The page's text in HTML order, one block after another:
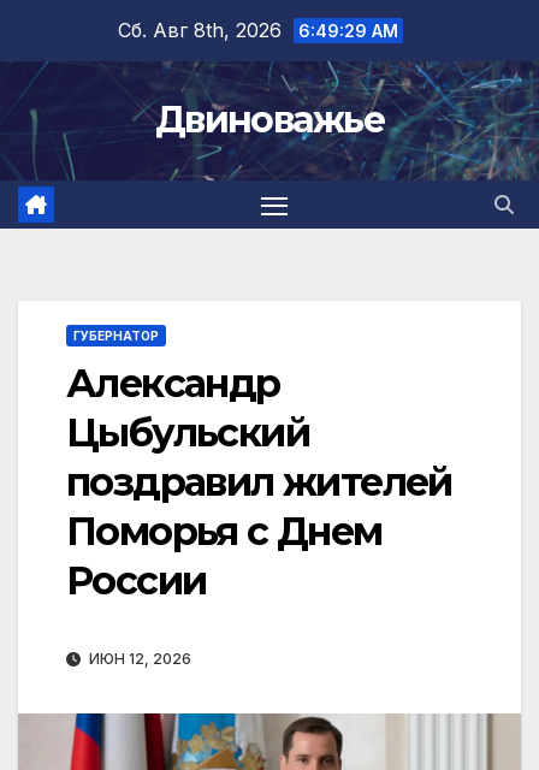
содержимому
Сб. Авг 8th, 2026 6:49:30 AM
Двиноважье
ГУБЕРНАТОР
Александр
Цыбульский
поздравил жителей
Поморья с Днем
России
ИЮН 12, 2026